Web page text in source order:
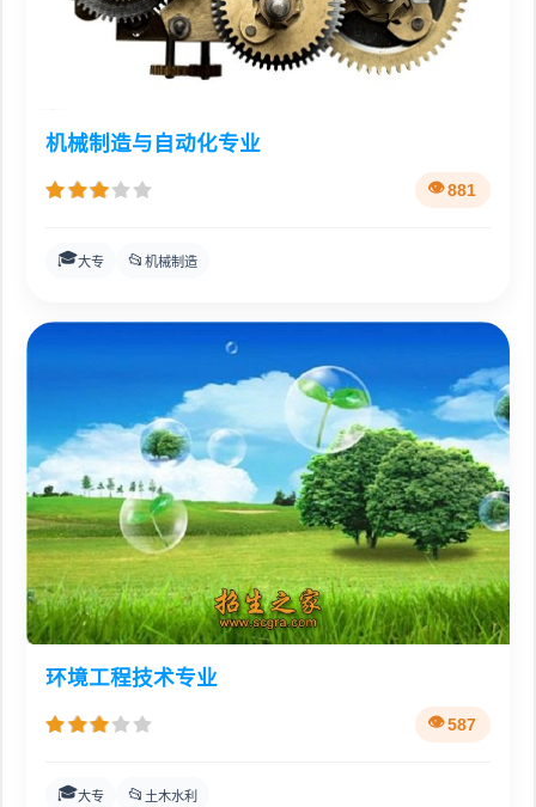
机械制造与自动化专业
881
🎓大专 📂 机械制造
环境工程技术专业
587
🎓大专 📂 土木水利